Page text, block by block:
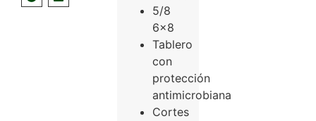
5/8
6×8
Tablero
con
protección
antimicrobiana
Cortes